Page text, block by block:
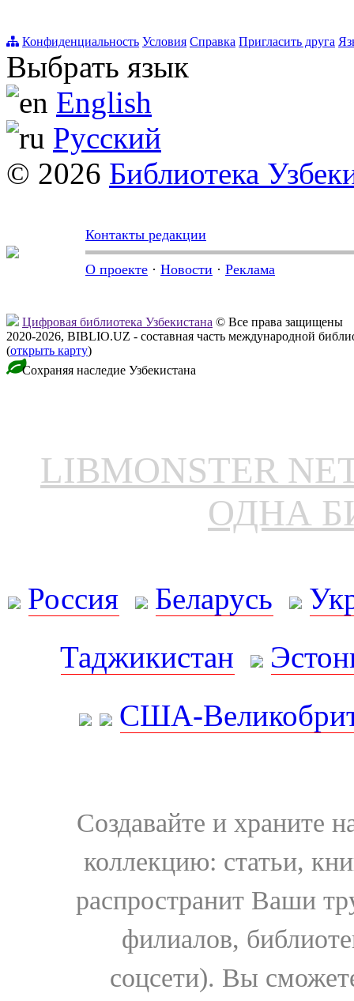
Конфиденциальность Условия Справка Пригласить друга
Выбрать язык
English
Русский
© 2026 Библиотека
Контакты редакции
О проекте · Новости · Реклама
Цифровая библиотека Узбекистана © Все права защищены
2020-2026, BIBLIO.UZ - составная часть международной
(открыть карту)
Сохраняя наследие Узбекистана
LIBMONSTER
ОДНА
Россия Беларусь
Таджикистан
США-
Создавайте и храните
коллекцию: статьи,
распространит Ваши
филиалов,
соцсети). Вы